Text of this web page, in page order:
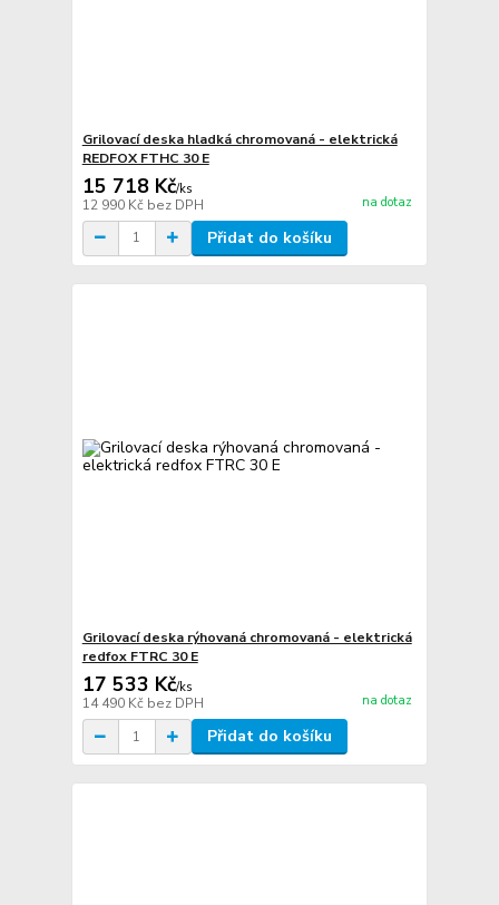
Grilovací deska hladká chromovaná - elektrická
REDFOX FTHC 30 E
15 718 Kč/ks
12 990 Kč bez DPH na dotaz
Přidat do košíku
Grilovací deska rýhovaná chromovaná - elektrická
redfox FTRC 30 E
17 533 Kč/ks
14 490 Kč bez DPH na dotaz
Přidat do košíku